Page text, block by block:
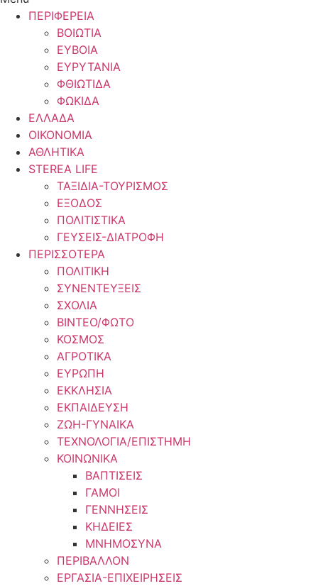
ΠΕΡΙΦΕΡΕΙΑ
ΒΟΙΩΤΙΑ
ΕΥΒΟΙΑ
ΕΥΡΥΤΑΝΙΑ
ΦΘΙΩΤΙΔΑ
ΦΩΚΙΔΑ
ΕΛΛΑΔΑ
ΟΙΚΟΝΟΜΙΑ
ΑΘΛΗΤΙΚΑ
STEREA LIFE
ΤΑΞΙΔΙΑ-ΤΟΥΡΙΣΜΟΣ
ΕΞΟΔΟΣ
ΠΟΛΙΤΙΣΤΙΚΑ
ΓΕΥΣΕΙΣ-ΔΙΑΤΡΟΦΗ
ΠΕΡΙΣΣΟΤΕΡΑ
ΠΟΛΙΤΙΚΗ
ΣΥΝΕΝΤΕΥΞΕΙΣ
ΣΧΟΛΙΑ
ΒΙΝΤΕΟ/ΦΩΤΟ
ΚΟΣΜΟΣ
ΑΓΡΟΤΙΚΑ
ΕΥΡΩΠΗ
ΕΚΚΛΗΣΙΑ
ΕΚΠΑΙΔΕΥΣΗ
ΖΩΗ-ΓΥΝΑΙΚΑ
ΤΕΧΝΟΛΟΓΙΑ/ΕΠΙΣΤΗΜΗ
ΚΟΙΝΩΝΙΚΑ
ΒΑΠΤΙΣΕΙΣ
ΓΑΜΟΙ
ΓΕΝΝΗΣΕΙΣ
ΚΗΔΕΙΕΣ
ΜΝΗΜΟΣΥΝΑ
ΠΕΡΙΒΑΛΛΟΝ
ΕΡΓΑΣΙΑ-ΕΠΙΧΕΙΡΗΣΕΙΣ